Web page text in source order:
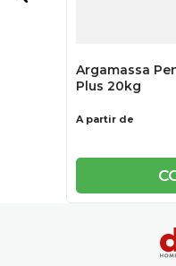
Argamassa
Plus 20kg
A partir de